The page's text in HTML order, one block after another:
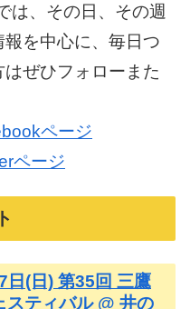
は、その日、その週
を中心に、毎日つ
ぜひフォローまた
ページ
ページ
日(日) 第35回 三鷹
スティバル @ 井の